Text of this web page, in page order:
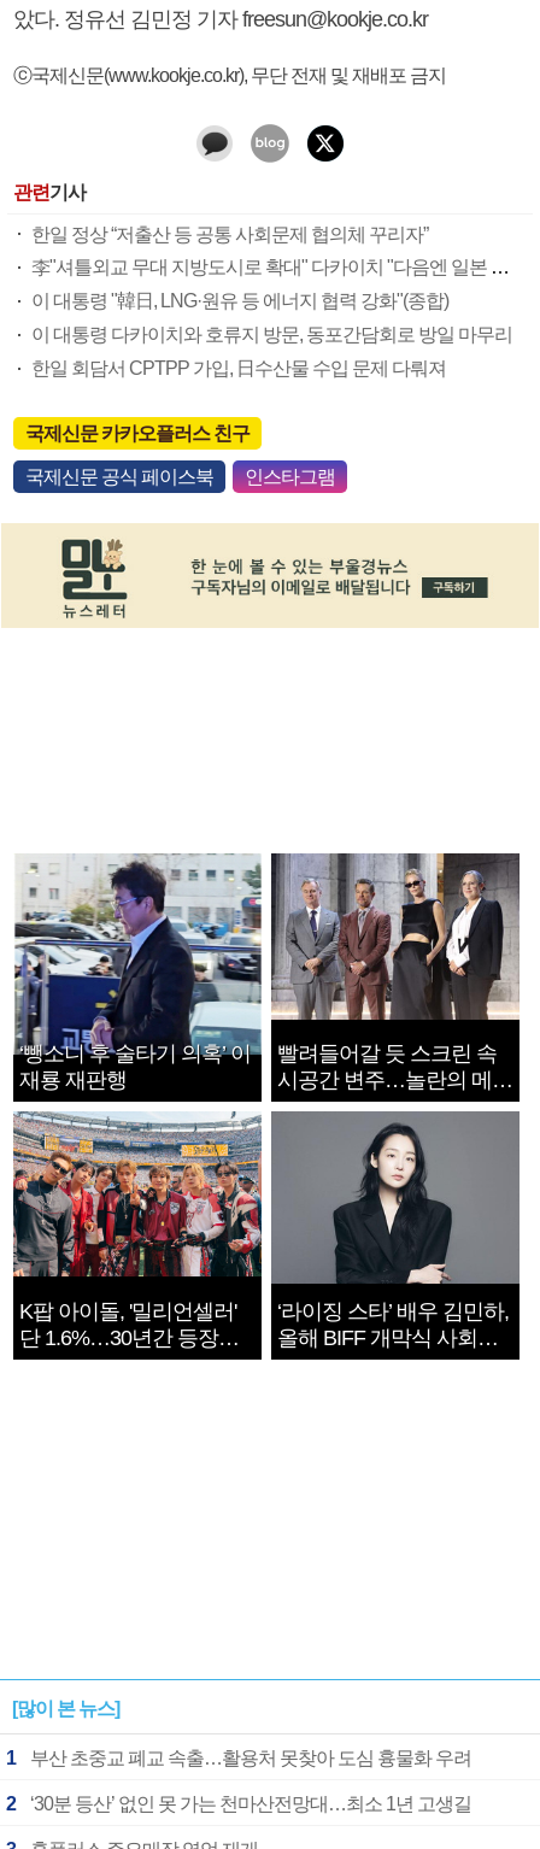
았다. 정유선 김민정 기자 freesun@kookje.co.kr
ⓒ국제신문(www.kookje.co.kr), 무단 전재 및 재배포 금지
관련기사
한일 정상 “저출산 등 공통 사회문제 협의체 꾸리자”
李"셔틀외교 무대 지방도시로 확대" 다카이치 "다음엔 일본 어디로 모실까요"
이 대통령 "韓日, LNG·원유 등 에너지 협력 강화"(종합)
이 대통령 다카이치와 호류지 방문, 동포간담회로 방일 마무리
한일 회담서 CPTPP 가입, 日수산물 수입 문제 다뤄져
국제신문 카카오플러스 친구
국제신문 공식 페이스북 인스타그램
‘뺑소니 후 술타기 의혹’ 이
재룡 재판행
빨려들어갈 듯 스크린 속
시공간 변주…놀란의 메시
지는 ‘전쟁 속죄’
K팝 아이돌, '밀리언셀러'
단 1.6%…30년간 등장
1182개팀 전수조사
‘라이징 스타’ 배우 김민하,
올해 BIFF 개막식 사회자
확정
[많이 본 뉴스]
1 부산 초중교 폐교 속출…활용처 못찾아 도심 흉물화 우려
2 ‘30분 등산’ 없인 못 가는 천마산전망대…최소 1년 고생길